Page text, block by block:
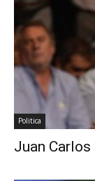
Politica
Juan